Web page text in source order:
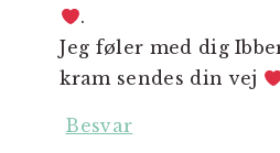
.
Jeg føler med dig
kram sendes din vej
Besvar